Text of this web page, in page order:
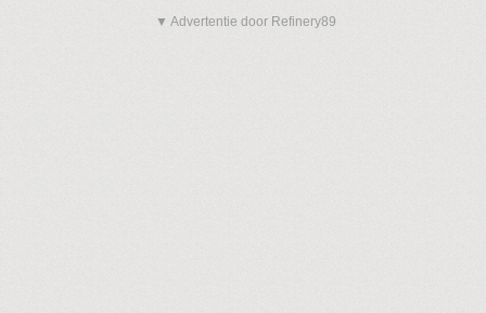
▼ Advertentie door Refinery89